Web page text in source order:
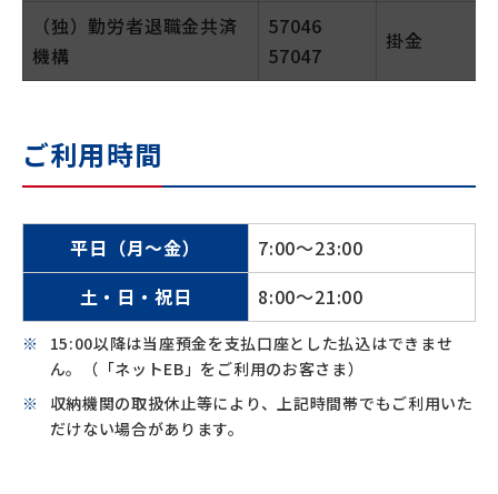
（独）勤労者退職金共済
機構
57046
57047
掛金
ご利用時間
平日（月～金）
7:00～23:00
土・日・祝日
8:00～21:00
15:00以降は当座預金を支払口座とした払込はできませ
ん。（「ネットEB」をご利用のお客さま）
収納機関の取扱休止等により、上記時間帯でもご利用いた
だけない場合があります。